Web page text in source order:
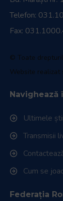
Telefon:
Fax:
© Toate
Website realizat
Navighează
Ultimele
Transmisii
Cum se
Federația